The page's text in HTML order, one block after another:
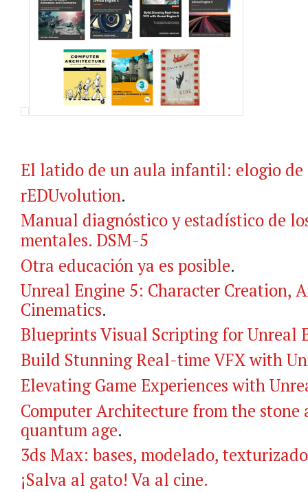
El latido de un aula infantil: elogio
rEDUvolution.
Manual diagnóstico y estadístico de
mentales. DSM-5
Otra educación ya es posible.
Unreal Engine 5: Character Creation,
Cinematics.
Blueprints Visual Scripting for Unreal
Build Stunning Real-time VFX with
Elevating Game Experiences with
Computer Architecture from the stone
quantum age.
3ds Max: bases, modelado,
¡Salva al gato! Va al cine.